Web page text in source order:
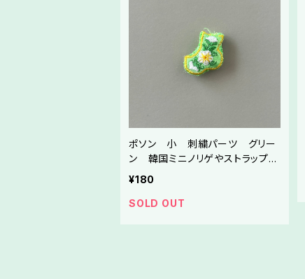
ポソン 小 刺繍パーツ グリー
ン 韓国ミニノリゲやストラップ制
作にご利用ください
¥180
SOLD OUT